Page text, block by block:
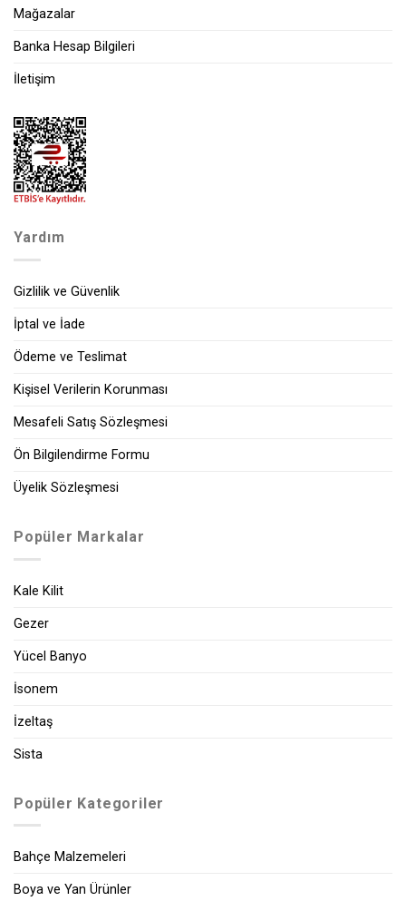
Mağazalar
Banka Hesap Bilgileri
İletişim
Yardım
Gizlilik ve Güvenlik
İptal ve İade
Ödeme ve Teslimat
Kişisel Verilerin Korunması
Mesafeli Satış Sözleşmesi
Ön Bilgilendirme Formu
Üyelik Sözleşmesi
Popüler Markalar
Kale Kilit
Gezer
Yücel Banyo
İsonem
İzeltaş
Sista
Popüler Kategoriler
Bahçe Malzemeleri
Boya ve Yan Ürünler